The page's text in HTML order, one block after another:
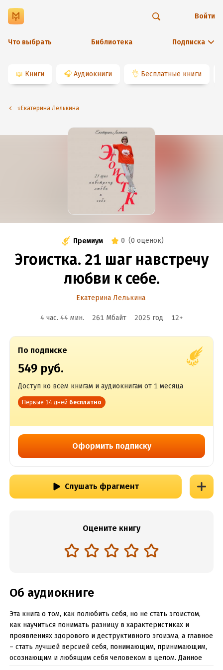
Что выбрать Библиотека Подписка
Войти
📖 Книги 🎧 Аудиокниги 👌 Бесплатные книги
⭐️Екатерина Лелькина
Премиум 0 (0 оценок)
Эгоистка. 21 шаг навстречу
любви к себе.
Екатерина Лелькина
4 час. 44 мин. 261 Мбайт 2025 год 12+
По подписке
549 руб.
Доступ ко всем книгам и аудиокнигам от 1 месяца
Первые 14 дней бесплатно
Оформить подписку
Слушать фрагмент
Оцените книгу
Об аудиокниге
Эта книга о том, как полюбить себя, но не стать эгоистом,
как научиться понимать разницу в характеристиках и
проявлениях здорового и деструктивного эгоизма, а главное
– стать лучшей версией себя, понимающим, принимающим,
осознающим и любящим себя человеком в целом. Данное